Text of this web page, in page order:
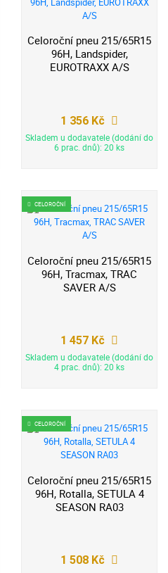
Celoroční pneu 215/65R15
96H, Landspider,
EUROTRAXX A/S
1 356 Kč
Skladem u dodavatele (dodání do
6 prac. dnů): 20 ks
CELOROČNÍ
Celoroční pneu 215/65R15
96H, Tracmax, TRAC
SAVER A/S
1 457 Kč
Skladem u dodavatele (dodání do
4 prac. dnů): 20 ks
CELOROČNÍ
Celoroční pneu 215/65R15
96H, Rotalla, SETULA 4
SEASON RA03
1 508 Kč